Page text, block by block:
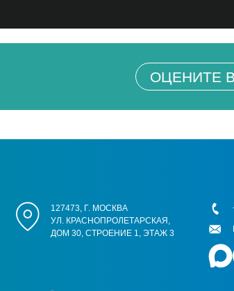
ОЦЕНИТЕ
127473, Г. МОСКВА
УЛ. КРАСНОПРОЛЕТАРСКАЯ,
ДОМ 30, СТРОЕНИЕ 1, ЭТАЖ 3